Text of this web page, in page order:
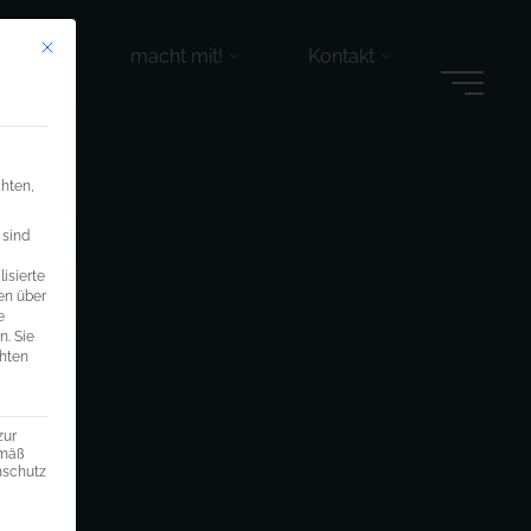
tun macht mit! Kontakt
Mit diesem Button wird der Dialog geschlossen. Seine Funktionalität ist
über
Sie